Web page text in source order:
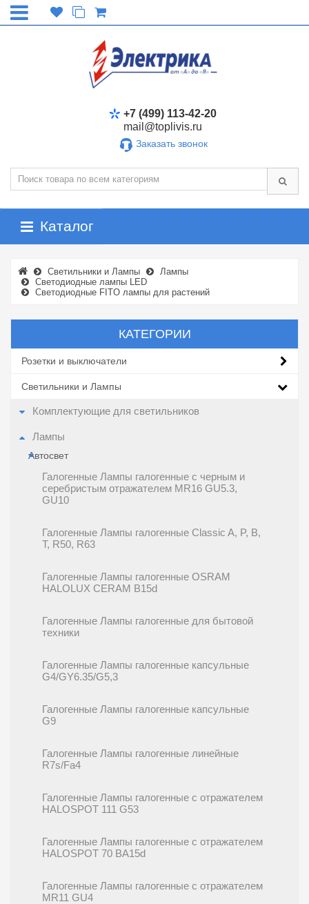
+7 (499) 113-42-20
mail@toplivis.ru
Заказать звонок
Каталог
Светильники и Лампы
Лампы
Светодиодные лампы LED
Светодиодные FITO лампы для растений
КАТЕГОРИИ
Розетки и выключатели
Светильники и Лампы
Комплектующие для светильников
Лампы
Автосвет
Галогенные Лампы галогенные c черным и
серебристым отражателем MR16 GU5.3,
GU10
Галогенные Лампы галогенные Classic A, P, B,
T, R50, R63
Галогенные Лампы галогенные OSRAM
HALOLUX CERAM B15d
Галогенные Лампы галогенные для бытовой
техники
Галогенные Лампы галогенные капсульные
G4/GY6.35/G5,3
Галогенные Лампы галогенные капсульные
G9
Галогенные Лампы галогенные линейные
R7s/Fa4
Галогенные Лампы галогенные с отражателем
HALOSPOT 111 G53
Галогенные Лампы галогенные с отражателем
HALOSPOT 70 BA15d
Галогенные Лампы галогенные с отражателем
MR11 GU4